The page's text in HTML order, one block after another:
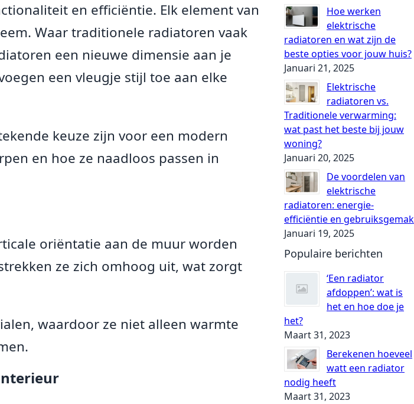
en efficiëntie. Elk element van
Waar traditionele radiatoren vaak
een nieuwe dimensie aan je
een vleugje stijl toe aan elke
keuze zijn voor een modern
en hoe ze naadloos passen in
oriëntatie aan de muur worden
ze zich omhoog uit, wat zorgt
waardoor ze niet alleen warmte
Hoe werken
elektrische
radiatoren en wat zijn de
beste opties voor jouw huis?
Januari 21, 2025
Elektrische
radiatoren vs.
Traditionele verwarming:
wat past het beste bij jouw
woning?
Januari 20, 2025
De voordelen van
elektrische
radiatoren: energie-
efficiëntie en gebruiksgemak
Januari 19, 2025
Populaire berichten
‘Een radiator
afdoppen’: wat is
het en hoe doe je
het?
Maart 31, 2023
Berekenen hoeveel
watt een radiator
nodig heeft
Maart 31, 2023